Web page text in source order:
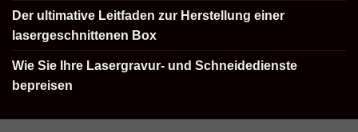
Der ultimative Leitfaden zur Herstellung einer
lasergeschnittenen Box
Wie Sie Ihre Lasergravur- und Schneidedienste
bepreisen